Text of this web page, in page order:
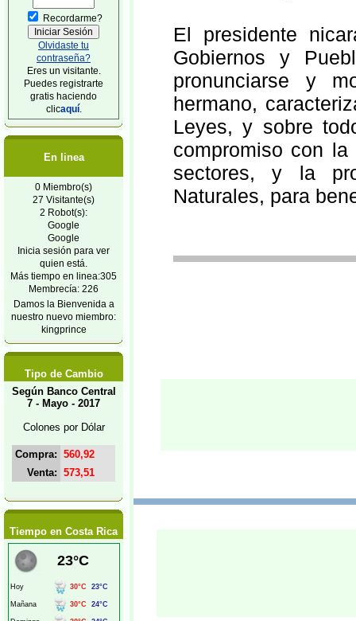
Recordarme?
Olvidaste tu
contraseña?
Eres un visitante.
Puedes registrarte
gratis haciendo
clicaquí.
En linea
0 Miembro(s)
27 Visitante(s)
2 Robot(s):
Google
Google
Inicia sesión para ver
quien está.
Más tiempo en linea:305
Membrecía: 226
Damos la Bienvenida a
nuestro nuevo miembro:
kingprince
Tipo de Cambio
Según Banco Central
7 - Mayo - 2017
Colones por Dólar
Compra: 560,92
Venta: 573,51
Tiempo en Costa Rica
El presidente
Gobiernos y
pronunciarse y
hermano,
Leyes, y sobre
compromiso con
sectores, y la
Naturales, para